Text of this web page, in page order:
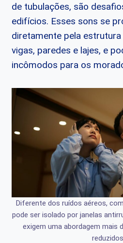
de tubulações, são
edifícios. Esses sons se
diretamente pela
vigas, paredes e lajes, e
incômodos para os
Diferente dos ruídos aéreos,
pode ser isolado por janelas
exigem uma abordagem mais
reduzidos.